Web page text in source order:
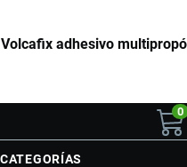
Volcafix adhesivo
0
CATEGORÍAS